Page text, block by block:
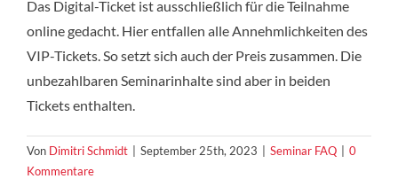
Das Digital-Ticket ist ausschließlich für die Teilnahme
online gedacht. Hier entfallen alle Annehmlichkeiten des
VIP-Tickets. So setzt sich auch der Preis zusammen. Die
unbezahlbaren Seminarinhalte sind aber in beiden
Tickets enthalten.
Von Dimitri Schmidt September 25th, 2023 Seminar FAQ
0
Kommentare